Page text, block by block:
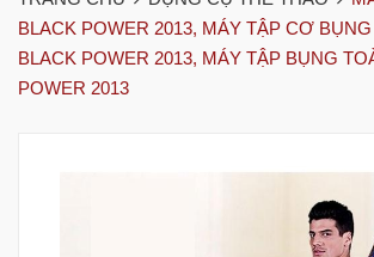
BLACK POWER 2013, MÁY TẬP CƠ
BLACK POWER 2013, MÁY TẬP BỤNG
POWER 2013